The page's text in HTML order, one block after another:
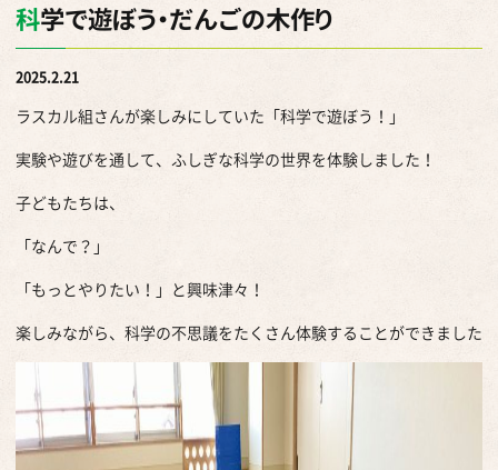
科学で遊ぼう・だんごの木作り
2025.2.21
ラスカル組さんが楽しみにしていた「科学で遊ぼう！」
実験や遊びを通して、ふしぎな科学の世界を体験しました！
子どもたちは、
「なんで？」
「もっとやりたい！」と興味津々！
楽しみながら、科学の不思議をたくさん体験することができました